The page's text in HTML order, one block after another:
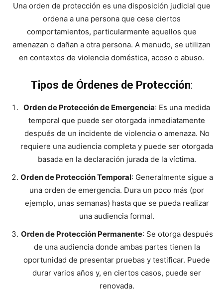
Una orden de protección es una disposición judicial que
ordena a una persona que cese ciertos
comportamientos, particularmente aquellos que
amenazan o dañan a otra persona. A menudo, se utilizan
en contextos de violencia doméstica, acoso o abuso.
Tipos de Órdenes de Protección:
Orden de Protección de Emergencia: Es una medida
temporal que puede ser otorgada inmediatamente
después de un incidente de violencia o amenaza. No
requiere una audiencia completa y puede ser otorgada
basada en la declaración jurada de la víctima.
Orden de Protección Temporal: Generalmente sigue a
una orden de emergencia. Dura un poco más (por
ejemplo, unas semanas) hasta que se pueda realizar
una audiencia formal.
Orden de Protección Permanente: Se otorga después
de una audiencia donde ambas partes tienen la
oportunidad de presentar pruebas y testificar. Puede
durar varios años y, en ciertos casos, puede ser
renovada.